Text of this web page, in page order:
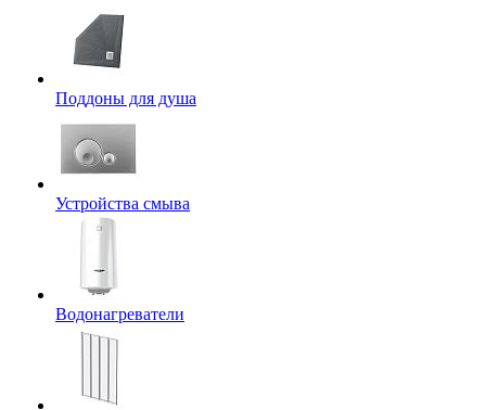
Поддоны для душа
Устройства смыва
Водонагреватели